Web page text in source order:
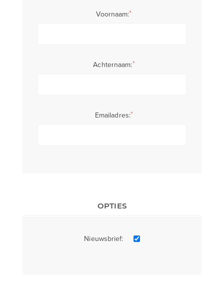
Voornaam:*
Achternaam:*
Emailadres:*
OPTIES
Nieuwsbrief: